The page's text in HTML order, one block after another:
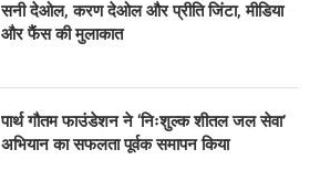
सनी देओल, करण देओल और प्रीति जिंटा, मीडिया
और फैंस की मुलाकात
पार्थ गौतम फाउंडेशन ने ‘निःशुल्क शीतल जल सेवा’
अभियान का सफलता पूर्वक समापन किया